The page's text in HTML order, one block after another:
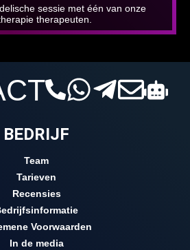
sessie met één van onze
therapeuten.
BEDRIJF
Team
Tarieven
Recensies
Voorwaarden
In de media